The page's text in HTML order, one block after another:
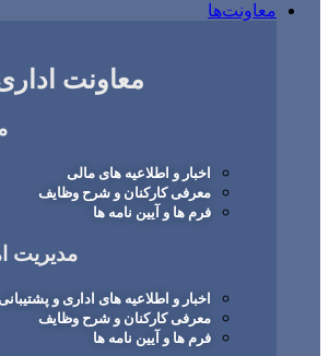
معاونت‌ها
معاونت
اخبار و اطلاعیه های مالی
معرفی کارکنان و شرح وظایف
فرم ها و آیین نامه ها
مدیریت
اخبار و اطلاعیه های اداری و پشتیبانی
معرفی کارکنان و شرح وظایف
فرم ها و آیین نامه ها